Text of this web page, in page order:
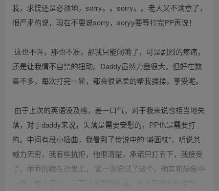
我，求饶还是必须地，sorry。。sorry。。老大又不满意了，
很严肃的说，现在不要说sorry，soryy要等打完PP再说！
这也不许，那也不准，那我只能闭嘴了，可是剧烈的疼痛，
还是让我情不自禁的扭动。Daddy虽然力量很大，但好在数
量不多，每次打完一轮，都会很温柔的帮我揉揉，享受呢。
由于上次的英语没及格，差一口气，对于我来说也相当地失
落，对于daddy来说，失落是需要安慰的，PP也是需要打
的。中间有段小插曲，我看到了传说中的“擀面杖”，听说其
威力无穷，我有些抗拒，他很清楚，承诺只打五下，我接受
了，乖乖的跪在沙发上， 第一次尝试了这个，确实和想象中